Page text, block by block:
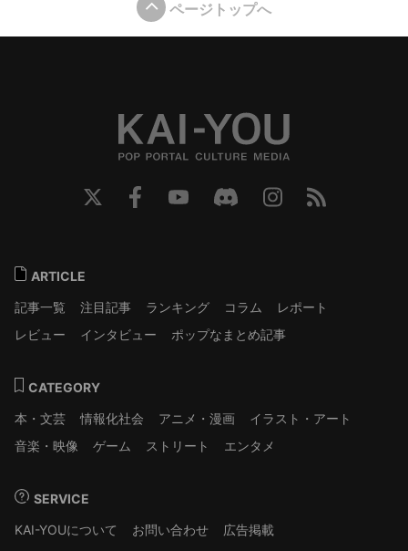
ページトップへ
ARTICLE
記事一覧
注目記事 ランキング コラム
レポート
レビュー
インタビュー ポップなまとめ記事
CATEGORY
本・文芸
情報化社会 アニメ・漫画
イラスト・アート
音楽・映像
ゲーム ストリート エンタメ
SERVICE
KAI-YOUについて
お問い合わせ
広告掲載